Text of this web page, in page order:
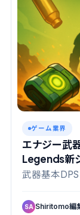
ゲーム業界
エナジー武
Legends新
武器基本
SA Shiritomo編